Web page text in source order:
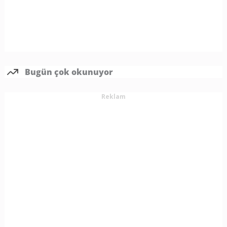
Bugün çok okunuyor
Reklam